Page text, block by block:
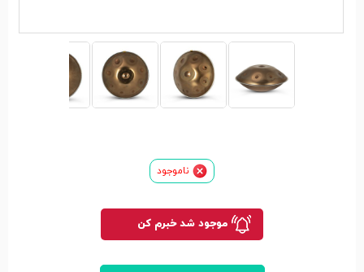
موجود شد خبرم کن
ناموجود